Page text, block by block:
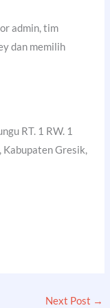
admin, tim
dan memilih
RT. 1 RW. 1
Kabupaten Gresik,
Next Post →